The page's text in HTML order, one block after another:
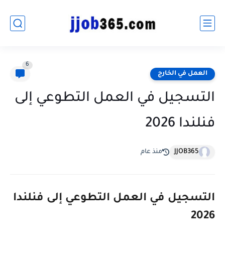
العمل في الخارج
6
التسجيل في العمل التطوعي إلى
فنلندا 2026
JJOB365 منذ عام
التسجيل في العمل التطوعي إلى فنلندا
2026